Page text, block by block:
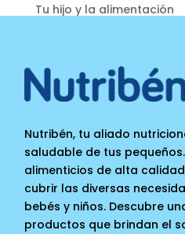
Tu hijo y la alimentación
Nutribén, tu aliado
saludable de tus
alimenticios de alta
cubrir las diversas
bebés y niños. Descubre
productos que brindan el